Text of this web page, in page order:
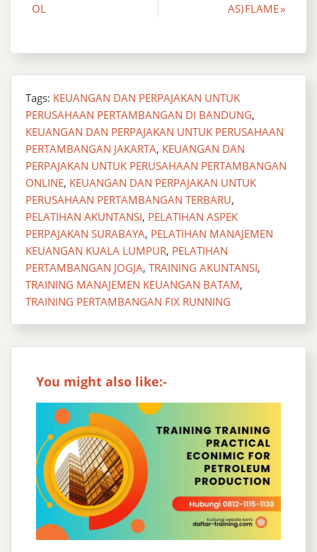
OL
AS) FLAME »
Tags: KEUANGAN DAN PERPAJAKAN UNTUK
PERUSAHAAN PERTAMBANGAN DI BANDUNG,
KEUANGAN DAN PERPAJAKAN UNTUK PERUSAHAAN
PERTAMBANGAN JAKARTA, KEUANGAN DAN
PERPAJAKAN UNTUK PERUSAHAAN PERTAMBANGAN
ONLINE, KEUANGAN DAN PERPAJAKAN UNTUK
PERUSAHAAN PERTAMBANGAN TERBARU,
PELATIHAN AKUNTANSI, PELATIHAN ASPEK
PERPAJAKAN SURABAYA, PELATIHAN MANAJEMEN
KEUANGAN KUALA LUMPUR, PELATIHAN
PERTAMBANGAN JOGJA, TRAINING AKUNTANSI,
TRAINING MANAJEMEN KEUANGAN BATAM,
TRAINING PERTAMBANGAN FIX RUNNING
You might also like:-